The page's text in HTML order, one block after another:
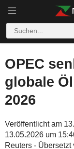
OPEC
globale
2026
Veröffentlicht am
13.05.2026 um
Reuters -